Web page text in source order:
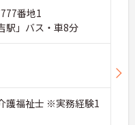
番地1
駅」バス・車8分
護福祉士 ※実務経験1